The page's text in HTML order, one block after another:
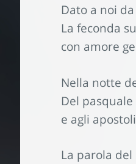
Dato a noi
La feconda
con amore
Nella notte
Del
e agli
La parola